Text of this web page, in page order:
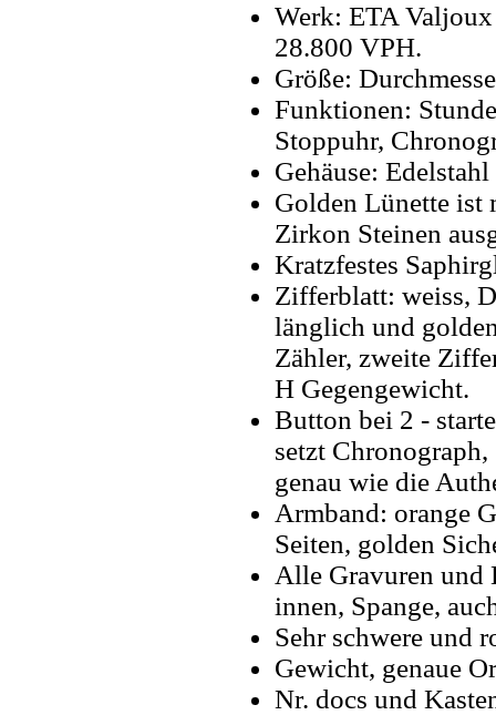
Werk: ETA
28.800 VPH.
Größe:
Funktionen:
Stoppuhr,
Gehäuse:
Golden Lünette ist
Zirkon Steinen
Kratzfestes
Zifferblatt: weiss,
länglich und
Zähler, zweite
H Gegengewicht.
Button bei 2 -
setzt
genau wie die
Armband: orange
Seiten, golden
Alle Gravuren und
innen, Spange,
Sehr schwere und
Gewicht, genaue
Nr. docs und